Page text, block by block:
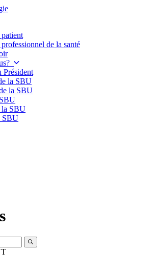
patient
de la santé
Président
la SBU
la SBU
la SBU
SBU